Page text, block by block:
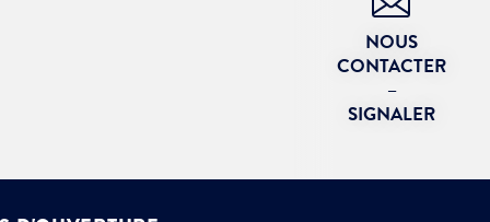
NOUS
CONTACTER
–
SIGNALER